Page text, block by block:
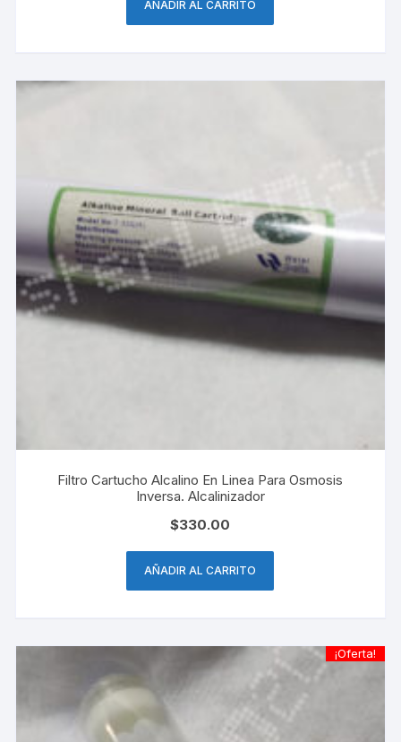
AÑADIR AL CARRITO
Filtro Cartucho Alcalino En Linea Para Osmosis
Inversa. Alcalinizador
$330.00
AÑADIR AL CARRITO
¡Oferta!